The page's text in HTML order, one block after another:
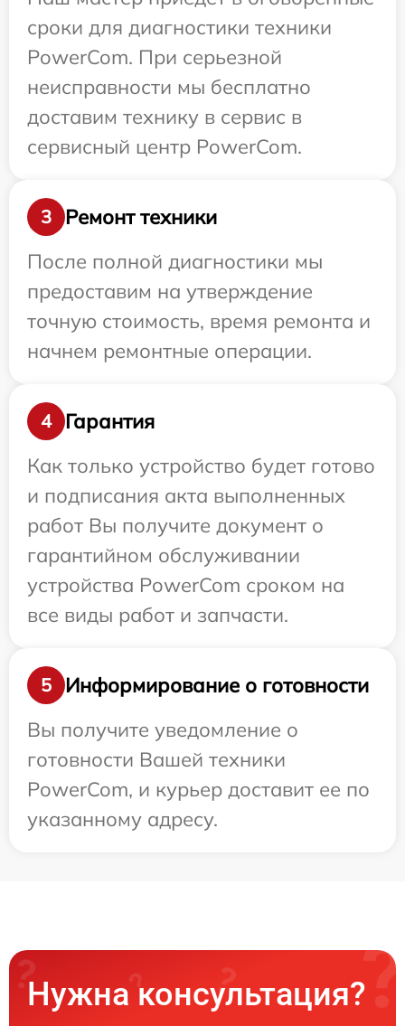
сроки для диагностики техники
PowerCom. При серьезной
неисправности мы бесплатно
доставим технику в сервис в
сервисный центр PowerCom.
3
Ремонт техники
После полной диагностики мы
предоставим на утверждение
точную стоимость, время ремонта и
начнем ремонтные операции.
4
Гарантия
Как только устройство будет готово
и подписания акта выполненных
работ Вы получите документ о
гарантийном обслуживании
устройства PowerCom сроком на
все виды работ и запчасти.
5
Информирование о готовности
Вы получите уведомление о
готовности Вашей техники
PowerCom, и курьер доставит ее по
указанному адресу.
Нужна консультация?